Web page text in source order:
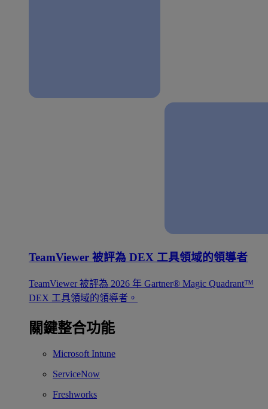
TeamViewer 被評為 DEX 工具領域的領導者
TeamViewer 被評為 2026 年 Gartner® Magic Quadrant™
DEX 工具領域的領導者。
關鍵整合功能
Microsoft Intune
ServiceNow
Freshworks